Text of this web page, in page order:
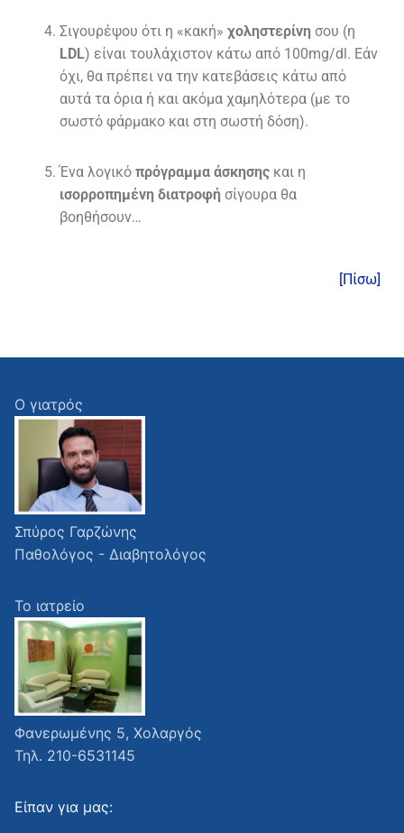
Σιγουρέψου ότι η «κακή» χοληστερίνη σου (η
LDL) είναι τουλάχιστον κάτω από 100mg/dl. Εάν
όχι, θα πρέπει να την κατεβάσεις κάτω από
αυτά τα όρια ή και ακόμα χαμηλότερα (με το
σωστό φάρμακο και στη σωστή δόση).
Ένα λογικό πρόγραμμα άσκησης και η
ισορρoπημένη διατροφή σίγουρα θα
βοηθήσουν…
[Πίσω]
Ο γιατρός
Σπύρος Γαρζώνης
Παθολόγος - Διαβητολόγος
Το ιατρείο
Φανερωμένης 5, Χολαργός
Τηλ. 210-6531145
Είπαν για μας: